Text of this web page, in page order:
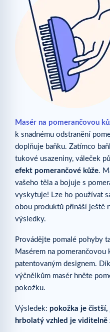
Masér na pomerančovou
k snadnému odstranění
doplňuje baňku. Zatímco
tukové usazeniny, váleček
efekt pomerančové kůže.
vašeho těla a bojuje s
vyskytuje! Lze ho používat
obou produktů přináší ještě
výsledky.
Provádějte pomalé pohyby
Masérem na pomerančovou
patentovaným designem.
výčnělkům masér hněte
pokožku.
Výsledek: pokožka je
hrbolatý vzhled je viditelně